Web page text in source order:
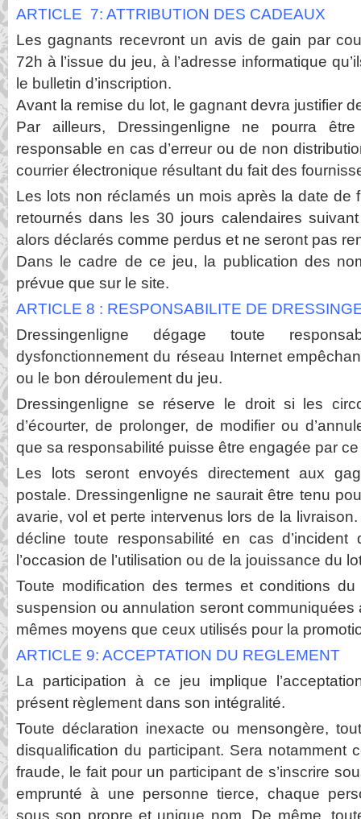
ARTICLE 7: ATTRIBUTION DES CADEAUX
Les gagnants recevront un avis de gain par
72h à l’issue du jeu, à l’adresse informatique
le bulletin d’inscription.
Avant la remise du lot, le gagnant devra justifier
Par ailleurs, Dressingenligne ne pourra
responsable en cas d’erreur ou de non
courrier électronique résultant du fait des
Les lots non réclamés un mois après la date de
retournés dans les 30 jours calendaires
alors déclarés comme perdus et ne seront pas
Dans le cadre de ce jeu, la publication des
prévue que sur le site.
ARTICLE 8 : RESPONSABILITE DE
Dressingenligne dégage toute
dysfonctionnement du réseau Internet
ou le bon déroulement du jeu.
Dressingenligne se réserve le droit si les
d’écourter, de prolonger, de modifier ou
que sa responsabilité puisse être engagée par ce
Les lots seront envoyés directement aux
postale. Dressingenligne ne saurait être tenu
avarie, vol et perte intervenus lors de la
décline toute responsabilité en cas d’incident
l’occasion de l’utilisation ou de la jouissance du
Toute modification des termes et conditions
suspension ou annulation seront communiquées
mêmes moyens que ceux utilisés pour la
ARTICLE 9: ACCEPTATION DU REGLEMENT
La participation à ce jeu implique
présent règlement dans son intégralité.
Toute déclaration inexacte ou mensongère,
disqualification du participant. Sera notamment
fraude, le fait pour un participant de s’inscrire
emprunté à une personne tierce, chaque
sous son propre et unique nom. De même,